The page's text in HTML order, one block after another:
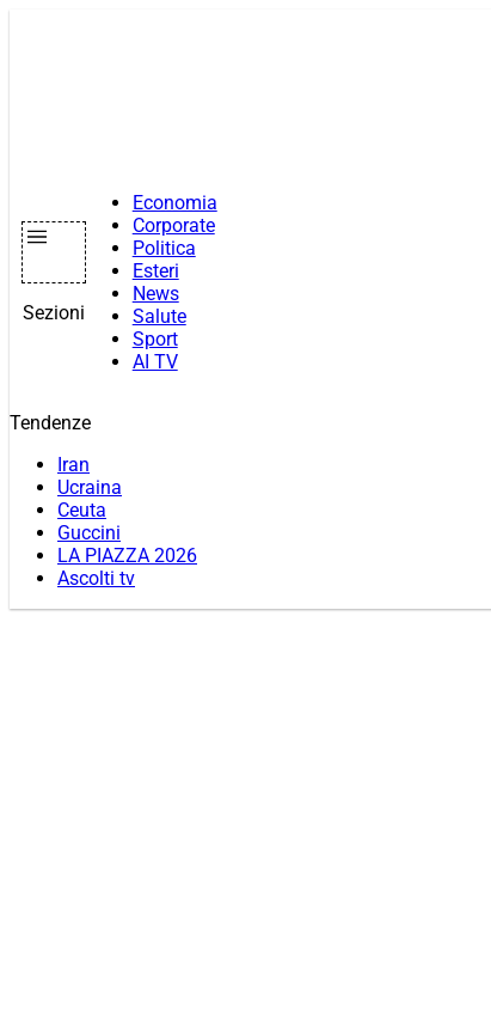
Sezioni
Economia
Corporate
Politica
Esteri
News
Salute
Sport
AI TV
Tendenze
Iran
Ucraina
Ceuta
Guccini
LA PIAZZA 2026
Ascolti tv